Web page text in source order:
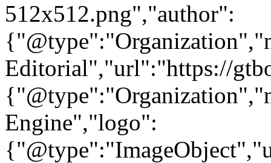
512x512.png","author":
Editorial","url":"https://
Engine","logo":